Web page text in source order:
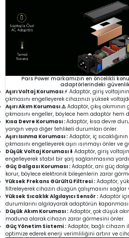
Pars Power markamızın en öncelikli
adaptörlerindeki
Aşırı Voltaj Koruması ⚡ Adaptör, giriş
çıkmasını engelleyerek cihazınızı yüksek
Aşırı Akım Koruması ⚠️Adaptör, çıkış
çıkmasını engeller, böylece hem adaptör hem
Kısa Devre Koruması :Adaptör, kısa devre
yangın veya diğer tehlikeli durumları önler.
Aşırı Isınma Koruması : Adaptör, iç
çıkmasını engelleyerek aşırı ısınmayı önler ve
Düşük Voltaj Koruması ⬇️ Adaptör, giriş
engelleyerek stabil bir şarj sağlanmasına
Güç Dalgası Koruması : Adaptör, ani güç
korur, böylece elektronik bileşenlerin zarar
Yüksek Frekans Gürültü Filtresi : Adaptör,
filtreleyerek cihazın düzgün çalışmasını
Yüksek Sıcaklık Algılayıcı Sensör : Adaptör
durumlarını algılayarak adaptörün
Düşük Akım Koruması : Adaptör, çok düşük
moduna alarak cihazın zarar görmesini önler.
Güç Yönetim Sistemi : Adaptör, bağlı cihazın
optimize ederek enerji verimliliğini artırır ve